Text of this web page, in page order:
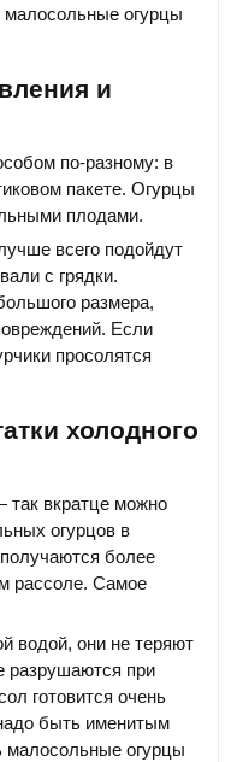
малосольные огурцы
и
по-разному: в
пакете. Огурцы
плодами.
всего подойдут
с грядки.
размера,
Если
просолятся
холодного
так вкратце можно
огурцов в
более
рассоле. Самое
водой, они не теряют
разрушаются при
готовится очень
быть именитым
малосольные огурцы